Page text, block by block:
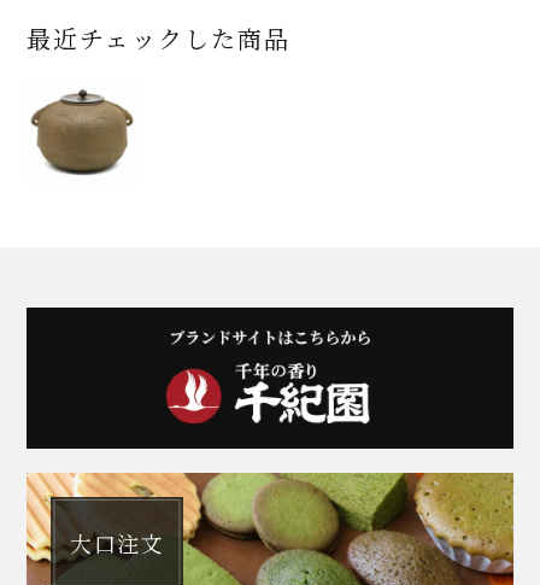
最近チェックした商品
大口注文